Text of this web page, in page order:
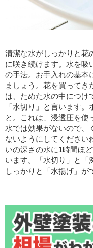
清潔な水がしっかりと花
に咲き続けます。水を吸
の手法。お手入れの基本
ましょう。花を買ってき
は、ためた水の中につけ
「水切り」と言います
と。これは、浸透圧を使
水では効果がないので、
ないようにしてください
いの深さの水に1時間ほ
います。「水切り」と「
しっかりと「水揚げ」が